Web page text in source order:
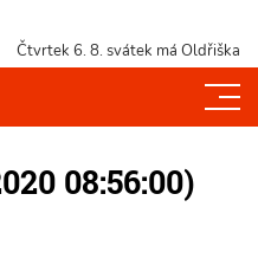
Čtvrtek 6. 8. svátek má Oldřiška
08:56:00)